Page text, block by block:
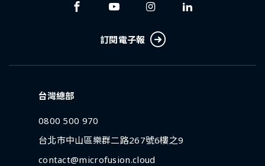
訂閱電子報
台灣總部
0800 500 970
台北市中山區樂群二路267號6樓之9
contact@microfusion.cloud